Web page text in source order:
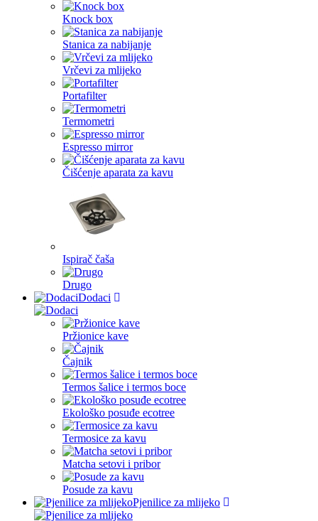
Knock box
Stanica za nabijanje
Vrčevi za mlijeko
Portafilter
Termometri
Espresso mirror
Čišćenje aparata za kavu
Ispirač čaša
Drugo
Dodaci
Pržionice kave
Čajnik
Termos šalice i termos boce
Ekološko posuđe ecotree
Termosice za kavu
Matcha setovi i pribor
Posude za kavu
Pjenilice za mlijeko